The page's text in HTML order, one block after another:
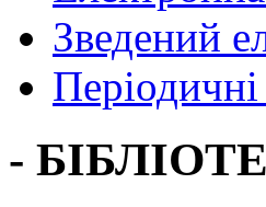
Зведений
-